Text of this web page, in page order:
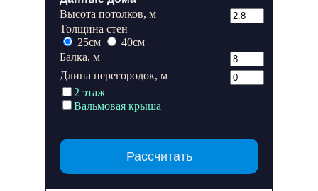
Высота потолков, м
Толщина стен
25см
40см
Балка, м
Длина перегородок, м
2 этаж
Вальмовая крыша
Рассчитать